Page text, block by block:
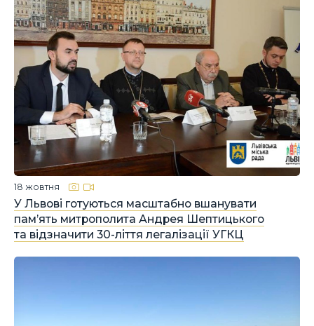
У Львові готуються масштабно вшанувати
пам’ять митрополита Андрея Шептицького
та відзначити 30-ліття легалізації УГКЦ
18 жовтня